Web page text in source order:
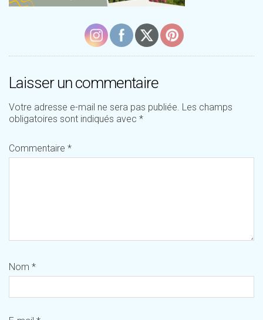
Laisser un commentaire
Votre adresse e-mail ne sera pas publiée. Les champs
obligatoires sont indiqués avec *
Commentaire *
Nom *